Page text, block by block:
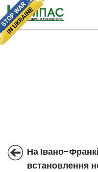
На Івано-
встановлення